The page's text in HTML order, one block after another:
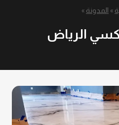
» المدونة »
الرياض